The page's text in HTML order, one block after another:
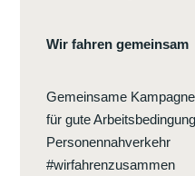
Wir fahren gemeinsam
Gemeinsame
für gute
Personennahverkehr
#wirfahrenzusammen